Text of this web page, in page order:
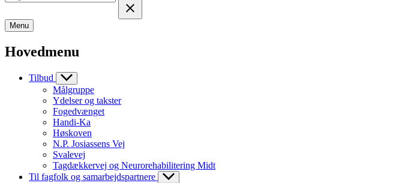
Menu
Hovedmenu
Tilbud
Målgruppe
Ydelser og takster
Fogedvænget
Handi-Ka
Høskoven
N.P. Josiassens Vej
Svalevej
Tagdækkervej og Neurorehabilitering Midt
Til fagfolk og samarbejdspartnere